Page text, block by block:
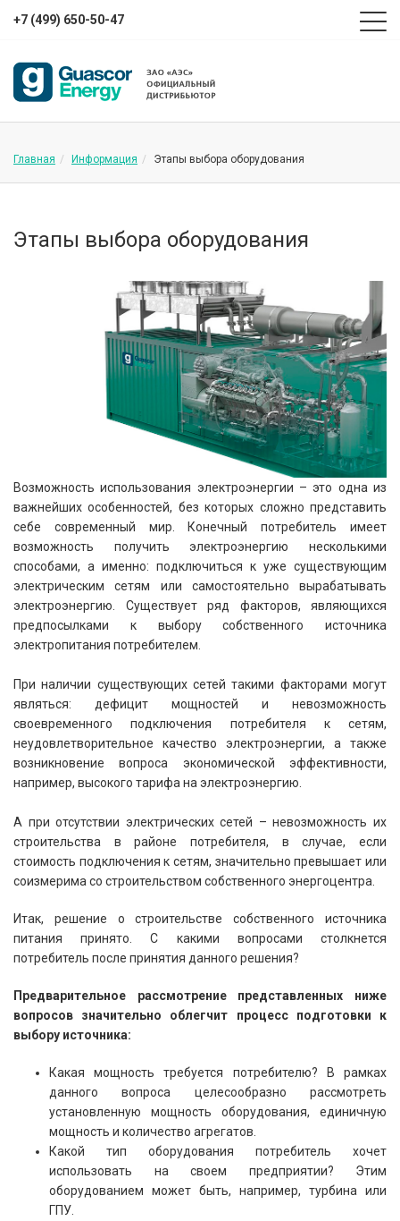
+7 (499) 650-50-47
Главная Информация Этапы выбора оборудования
Этапы выбора оборудования
Возможность использования электроэнергии – это одна из
важнейших особенностей, без которых сложно представить
себе современный мир. Конечный потребитель имеет
возможность получить электроэнергию несколькими
способами, а именно: подключиться к уже существующим
электрическим сетям или самостоятельно вырабатывать
электроэнергию. Существует ряд факторов, являющихся
предпосылками к выбору собственного источника
электропитания потребителем.
При наличии существующих сетей такими факторами могут
являться: дефицит мощностей и невозможность
своевременного подключения потребителя к сетям,
неудовлетворительное качество электроэнергии, а также
возникновение вопроса экономической эффективности,
например, высокого тарифа на электроэнергию.
А при отсутствии электрических сетей – невозможность их
строительства в районе потребителя, в случае, если
стоимость подключения к сетям, значительно превышает или
соизмерима со строительством собственного энергоцентра.
Итак, решение о строительстве собственного источника
питания принято. С какими вопросами столкнется
потребитель после принятия данного решения?
Предварительное рассмотрение представленных ниже
вопросов значительно облегчит процесс подготовки к
выбору источника:
Какая мощность требуется потребителю? В рамках
данного вопроса целесообразно рассмотреть
установленную мощность оборудования, единичную
мощность и количество агрегатов.
Какой тип оборудования потребитель хочет
использовать на своем предприятии? Этим
оборудованием может быть, например, турбина или
ГПУ.